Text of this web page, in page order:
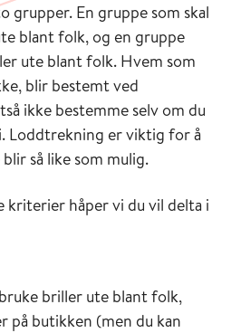
grupper. En gruppe som skal
blant folk, og en gruppe
ute blant folk. Hvem som
blir bestemt ved
ikke bestemme selv om du
Loddtrekning er viktig for å
så like som mulig.
håper vi du vil delta i
briller ute blant folk,
på butikken (men du kan